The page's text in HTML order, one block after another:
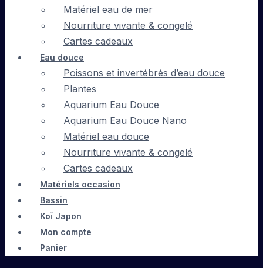
Matériel eau de mer
Nourriture vivante & congelé
Cartes cadeaux
Eau douce
Poissons et invertébrés d’eau douce
Plantes
Aquarium Eau Douce
Aquarium Eau Douce Nano
Matériel eau douce
Nourriture vivante & congelé
Cartes cadeaux
Matériels occasion
Bassin
Koï Japon
Mon compte
Panier